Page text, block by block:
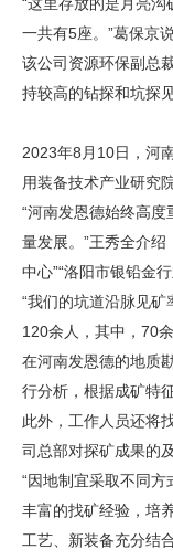
一共有5座。”葛保京
该公司资源环保副总
持较高的钻探和坑探
2023年8月10日，河
用装备技术产业研究
“河南发恩德始终高
量发展。”王秀全介
中心”“洛阳市银铅金
“我们的坑道沿脉见
120余人，其中，70
在河南发恩德的地质
行分析，根据成矿特
此外，工作人员还将
司总部对探矿成果的
“因地制宜采取不同
丰富的找矿经验，培
工艺、新装备充分结